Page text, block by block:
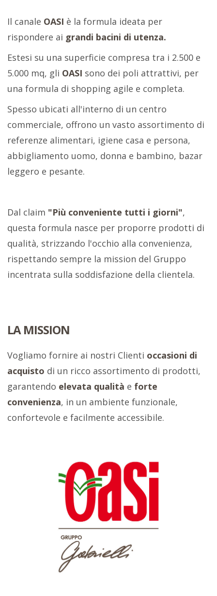
Il canale OASI è la formula ideata per
rispondere ai grandi bacini di utenza.
Estesi su una superficie compresa tra i 2.500 e
5.000 mq, gli OASI sono dei poli attrattivi, per
una formula di shopping agile e completa.
Spesso ubicati all'interno di un centro
commerciale, offrono un vasto assortimento di
referenze alimentari, igiene casa e persona,
abbigliamento uomo, donna e bambino, bazar
leggero e pesante.
Dal claim "Più conveniente tutti i giorni",
questa formula nasce per proporre prodotti di
qualità, strizzando l'occhio alla convenienza,
rispettando sempre la mission del Gruppo
incentrata sulla soddisfazione della clientela.
LA MISSION
Vogliamo fornire ai nostri Clienti occasioni di
acquisto di un ricco assortimento di prodotti,
garantendo elevata qualità e forte
convenienza, in un ambiente funzionale,
confortevole e facilmente accessibile.